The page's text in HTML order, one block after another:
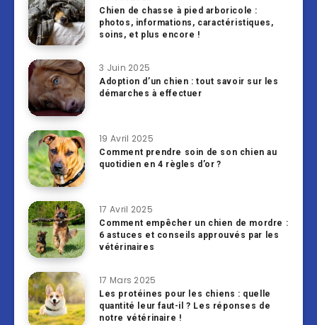
Chien de chasse à pied arboricole :
photos, informations, caractéristiques,
soins, et plus encore !
3 Juin 2025
Adoption d’un chien : tout savoir sur les
démarches à effectuer
19 Avril 2025
Comment prendre soin de son chien au
quotidien en 4 règles d’or ?
17 Avril 2025
Comment empêcher un chien de mordre :
6 astuces et conseils approuvés par les
vétérinaires
17 Mars 2025
Les protéines pour les chiens : quelle
quantité leur faut-il ? Les réponses de
notre vétérinaire !